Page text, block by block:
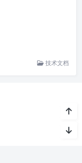
技术文档